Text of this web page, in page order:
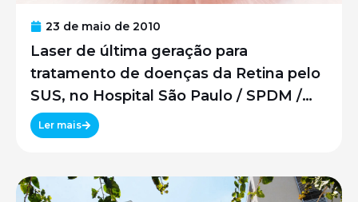
23 de maio de 2010
Laser de última geração para
tratamento de doenças da Retina pelo
SUS, no Hospital São Paulo / SPDM /
UNIFESP
Ler mais